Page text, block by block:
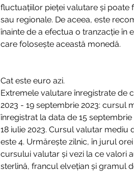
fluctuațiilor pieței valutare și poate
sau regionale. De aceea, este
înainte de a efectua o tranzacție în
care folosește această monedă.
Cat este euro azi.
Extremele valutare înregistrate de
2023 - 19 septembrie 2023: cursul
înregistrat la data de 15
18 iulie 2023. Cursul valutar
este 4. Urmărește zilnic, în jurul
cursului valutar și vezi la ce valori
sterlină, francul elvețian și gramul